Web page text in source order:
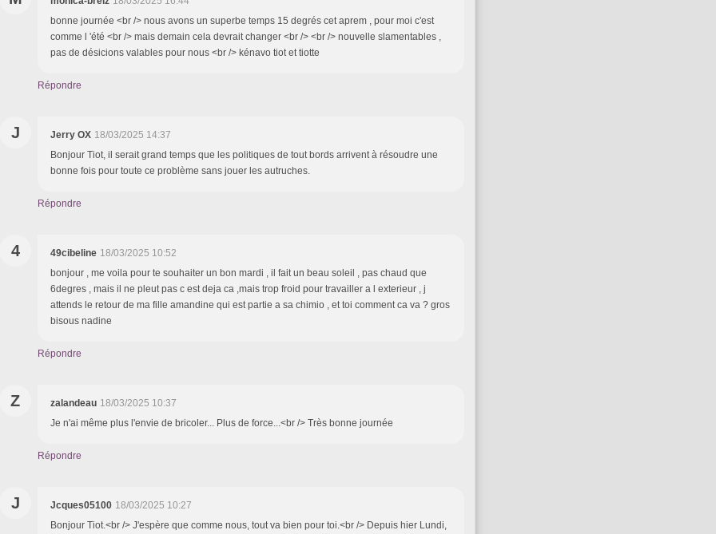
bonne journée <br /> nous avons un superbe temps 15 degrés cet aprem , pour moi c'est
comme l 'été <br /> mais demain cela devrait changer <br /> <br /> nouvelle slamentables ,
pas de désicions valables pour nous <br /> kénavo tiot et tiotte
Répondre
J Jerry OX 18/03/2025 14:37
Bonjour Tiot, il serait grand temps que les politiques de tout bords arrivent à résoudre une
bonne fois pour toute ce problème sans jouer les autruches.
Répondre
4 49cibeline 18/03/2025 10:52
bonjour , me voila pour te souhaiter un bon mardi , il fait un beau soleil , pas chaud que
6degres , mais il ne pleut pas c est deja ca ,mais trop froid pour travailler a l exterieur , j
attends le retour de ma fille amandine qui est partie a sa chimio , et toi comment ca va ? gros
bisous nadine
Répondre
Z zalandeau 18/03/2025 10:37
Je n'ai même plus l'envie de bricoler... Plus de force...<br /> Très bonne journée
Répondre
J Jcques05100 18/03/2025 10:27
Bonjour Tiot.<br /> J'espère que comme nous, tout va bien pour toi.<br /> Depuis hier Lundi,